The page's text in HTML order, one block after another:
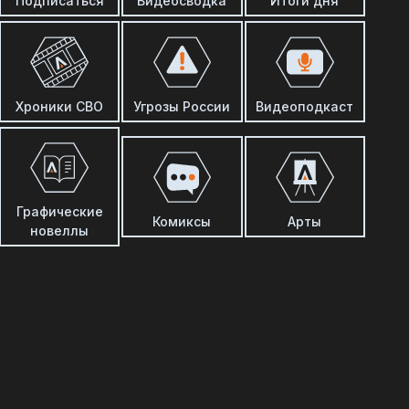
Хроники СВО Угрозы России Видеоподкаст
Графические
новеллы
Комиксы Арты